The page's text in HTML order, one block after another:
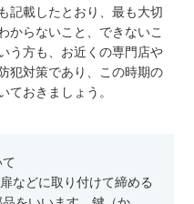
記載したとおり、最も大切
からないこと、できないこ
う方も、お近くの専門店や
犯対策であり、この時期の
ておきましょう。
などに取り付けて締める